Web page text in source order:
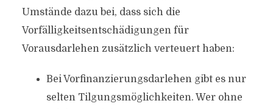
Umstände dazu bei, dass sich die
Vorfälligkeitsentschädigungen für
Vorausdarlehen zusätzlich verteuert haben:
Bei Vorfinanzierungsdarlehen gibt es nur
selten Tilgungsmöglichkeiten. Wer ohne